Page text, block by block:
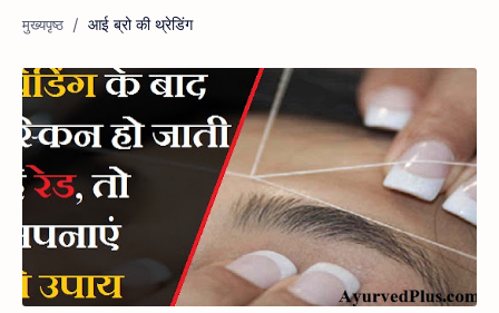
आई ब्रो की थ्रेडिंग